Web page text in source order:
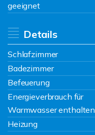
geeignet
Details
Schlafzimmer
Badezimmer
Befeuerung
Energieverbrauch für
Warmwasser enthalten
Heizung